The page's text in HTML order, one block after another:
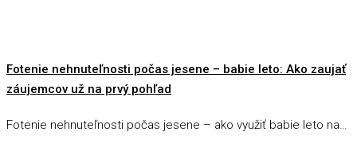
Fotenie nehnuteľnosti počas jesene – babie leto: Ako zaujať
záujemcov už na prvý pohľad
Fotenie nehnuteľnosti počas jesene – ako využiť babie leto na…